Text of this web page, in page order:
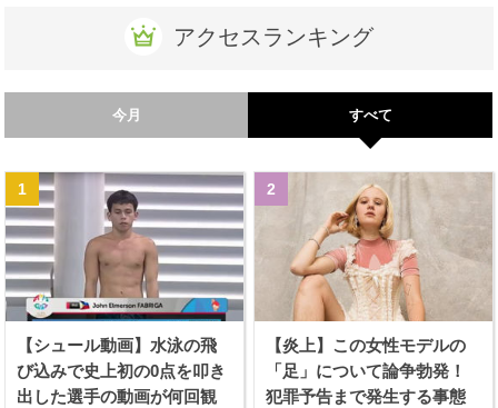
アクセスランキング
今月 すべて
【シュール動画】水泳の飛
び込みで史上初の0点を叩き
出した選手の動画が何回観
【炎上】この女性モデルの
「足」について論争勃発！
犯罪予告まで発生する事態